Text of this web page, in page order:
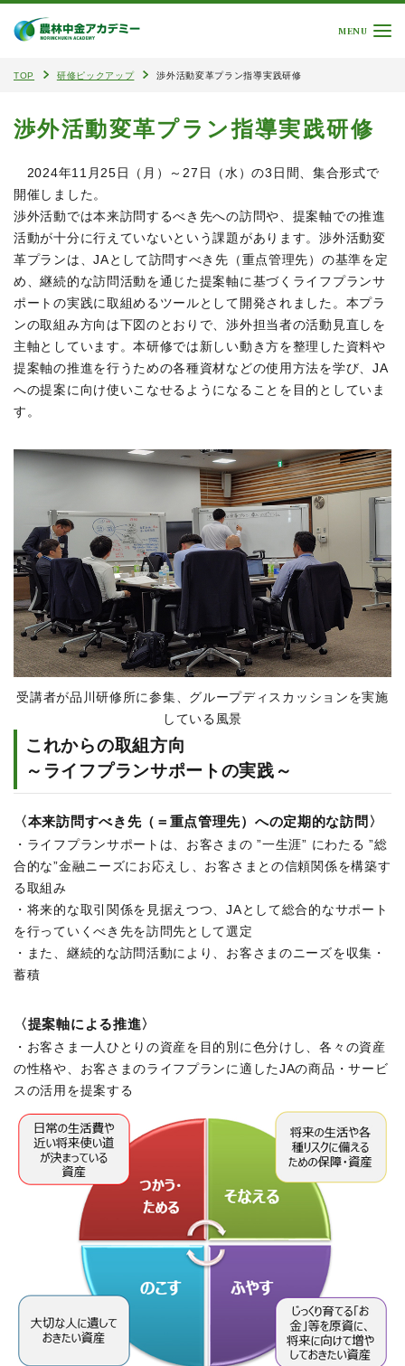
MENU
TOP 研修ピックアップ 渉外活動変革プラン指導実践研修
渉外活動変革プラン指導実践研修
2024年11月25日（月）～27日（水）の3日間、集合形式で
開催しました。
渉外活動では本来訪問するべき先への訪問や、提案軸での推進
活動が十分に行えていないという課題があります。渉外活動変
革プランは、JAとして訪問すべき先（重点管理先）の基準を定
め、継続的な訪問活動を通じた提案軸に基づくライフプランサ
ポートの実践に取組めるツールとして開発されました。本プラ
ンの取組み方向は下図のとおりで、渉外担当者の活動見直しを
主軸としています。本研修では新しい動き方を整理した資料や
提案軸の推進を行うための各種資材などの使用方法を学び、JA
への提案に向け使いこなせるようになることを目的としていま
す。
受講者が品川研修所に参集、グループディスカッションを実施
している風景
これからの取組方向
～ライフプランサポートの実践～
〈本来訪問すべき先（＝重点管理先）への定期的な訪問〉
・ライフプランサポートは、お客さまの ”一生涯” にわたる ”総
合的な”金融ニーズにお応えし、お客さまとの信頼関係を構築す
る取組み
・将来的な取引関係を見据えつつ、JAとして総合的なサポート
を行っていくべき先を訪問先として選定
・また、継続的な訪問活動により、お客さまのニーズを収集・
蓄積
〈提案軸による推進〉
・お客さま一人ひとりの資産を目的別に色分けし、各々の資産
の性格や、お客さまのライフプランに適したJAの商品・サービ
スの活用を提案する